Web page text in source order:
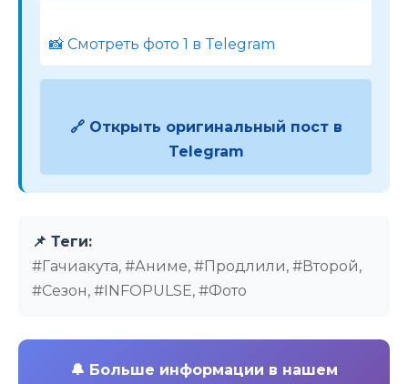
📸 Смотреть фото 1 в Telegram
🔗 Открыть оригинальный пост в
Telegram
📌 Теги:
#Гачиакута, #Аниме, #Продлили, #Второй,
#Сезон, #INFOPULSE, #Фото
🔔 Больше информации в нашем